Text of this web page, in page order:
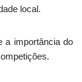
local.
a importância do